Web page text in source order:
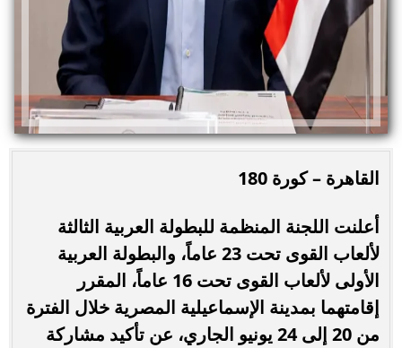
القاهرة – كورة 180
أعلنت اللجنة المنظمة للبطولة العربية الثالثة
لألعاب القوى تحت 23 عاماً، والبطولة العربية
الأولى لألعاب القوى تحت 16 عاماً، المقرر
إقامتهما بمدينة الإسماعيلية المصرية خلال الفترة
من 20 إلى 24 يونيو الجاري، عن تأكيد مشاركة